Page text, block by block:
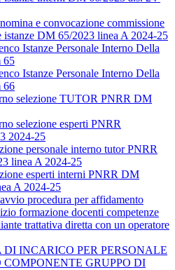
e convocazione commissione
istanze DM 65/2023 linea A 2024-25
Istanze Personale Interno Della
65
Istanze Personale Interno Della
66
selezione TUTOR PNRR DM
selezione esperti PNRR
2024-25
personale interno tutor PNRR
linea A 2024-25
esperti interni PNRR DM
A 2024-25
procedura per affidamento
formazione docenti competenze
trattativa diretta con un operatore
DI INCARICO PER PERSONALE
COMPONENTE GRUPPO DI